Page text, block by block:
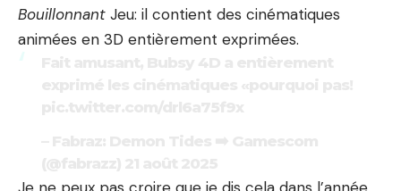
Bouillonnant Jeu: il contient des cinématiques
animées en 3D entièrement exprimées.
Je ne peux pas croire que je dis cela dans l’année